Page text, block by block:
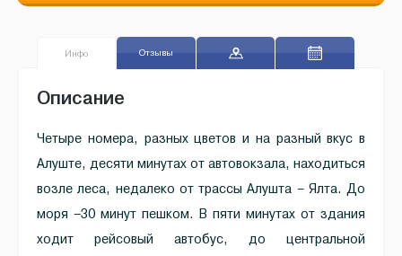
Инфо Отзывы
Описание
Четыре номера, разных цветов и на разный вкус в
Алуште, десяти минутах от автовокзала, находиться
возле леса, недалеко от трассы Алушта – Ялта. До
моря –30 минут пешком. В пяти минутах от здания
ходит рейсовый автобус, до центральной